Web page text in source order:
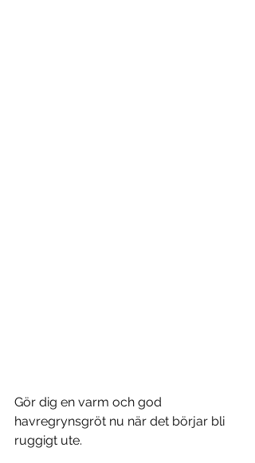
Gör dig en varm och god
havregrynsgröt nu när det börjar bli
ruggigt ute.